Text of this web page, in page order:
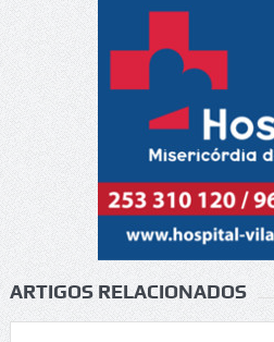
ARTIGOS RELACIONADOS